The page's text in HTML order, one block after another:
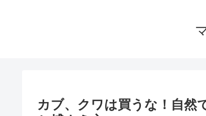
カブ、クワは買うな！自然